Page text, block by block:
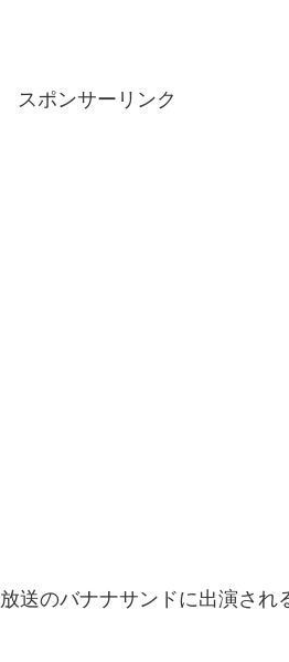
スポンサーリンク
送のバナナサンドに出演され